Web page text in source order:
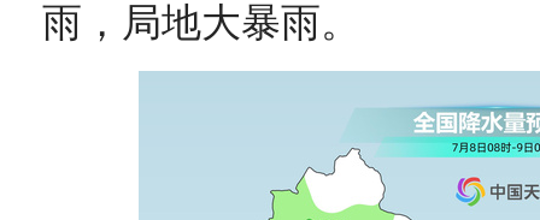
雨，局地大暴雨。